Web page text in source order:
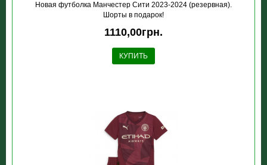
Новая футболка Манчестер Сити 2023-2024 (резервная).
Шорты в подарок!
1110,00грн.
КУПИТЬ